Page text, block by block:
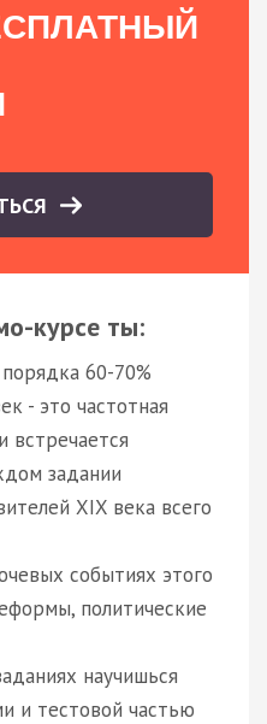
курсе ты:
60-70%
- это частотная
встречается
задании
XIX века всего
событиях этого
политические
научишься
и тестовой частью